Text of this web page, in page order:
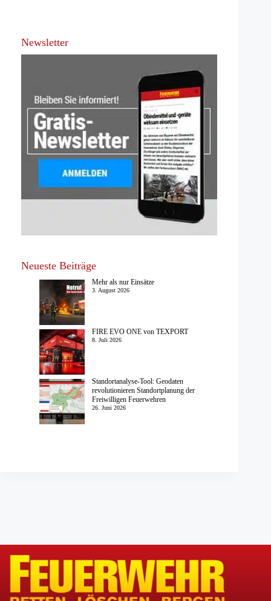
Newsletter
Neueste Beiträge
Mehr als nur Einsätze
3. August 2026
FIRE EVO ONE von TEXPORT
8. Juli 2026
Standortanalyse-Tool: Geodaten
revolutionieren Standortplanung der
Freiwilligen Feuerwehren
26. Juni 2026